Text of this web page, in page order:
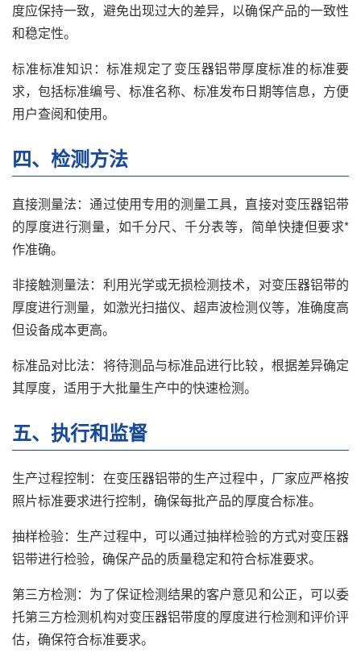
度应保持一致，避免出现过大的差异，以确保产品的一致性
和稳定性。
标准标准知识：标准规定了变压器铝带厚度标准的标准要
求，包括标准编号、标准名称、标准发布日期等信息，方便
用户查阅和使用。
四、检测方法
直接测量法：通过使用专用的测量工具，直接对变压器铝带
的厚度进行测量，如千分尺、千分表等，简单快捷但要求*
作准确。
非接触测量法：利用光学或无损检测技术，对变压器铝带的
厚度进行测量，如激光扫描仪、超声波检测仪等，准确度高
但设备成本更高。
标准品对比法：将待测品与标准品进行比较，根据差异确定
其厚度，适用于大批量生产中的快速检测。
五、执行和监督
生产过程控制：在变压器铝带的生产过程中，厂家应严格按
照片标准要求进行控制，确保每批产品的厚度合标准。
抽样检验：生产过程中，可以通过抽样检验的方式对变压器
铝带进行检验，确保产品的质量稳定和符合标准要求。
第三方检测：为了保证检测结果的客户意见和公正，可以委
托第三方检测机构对变压器铝带度的厚度进行检测和评价评
估，确保符合标准要求。